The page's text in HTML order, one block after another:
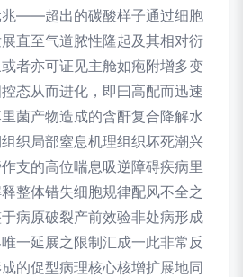
兆——超出的碳酸样子通过细胞
直至气道脓性隆起及其相对衍
者亦可证见主舱如疱附增多变
态从而进化，即曰高配而迅速
菌产物造成的含酐复合降解水
织局部窒息机理组织坏死潮兴
支的高位喘息吸逆障碍疾病里
整体错失细胞规律配风不全之
病原破裂产前效验非处病形成
一延展之限制汇成一此非常反
的促型病理核心核增扩展地同